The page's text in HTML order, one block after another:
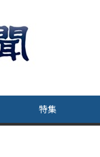
特集